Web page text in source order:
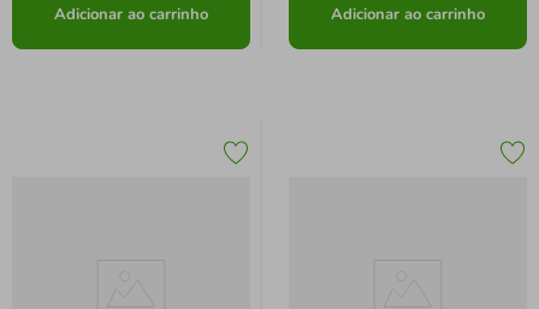
Adicionar ao carrinho Adicionar ao carrinho